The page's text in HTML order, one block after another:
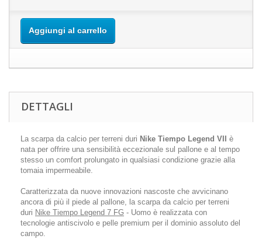
Aggiungi al carrello
DETTAGLI
La scarpa da calcio per terreni duri Nike Tiempo Legend VII
è
nata per offrire una sensibilità eccezionale sul pallone e al tempo
stesso un comfort prolungato in qualsiasi condizione grazie alla
tomaia impermeabile.
Caratterizzata da nuove innovazioni nascoste che avvicinano
ancora di più il piede al pallone, la scarpa da calcio per terreni
duri Nike Tiempo Legend 7 FG - Uomo è realizzata con
tecnologie antiscivolo e pelle premium per il dominio assoluto del
campo.